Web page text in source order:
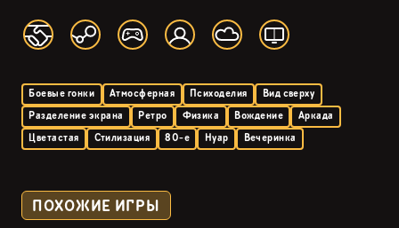
Боевые гонки Атмосферная Психоделия
Вид сверху
Разделение экрана
Ретро Физика Вождение
Аркада
Цветастая
Стилизация 80-е Нуар Вечеринка
ПОХОЖИЕ ИГРЫ